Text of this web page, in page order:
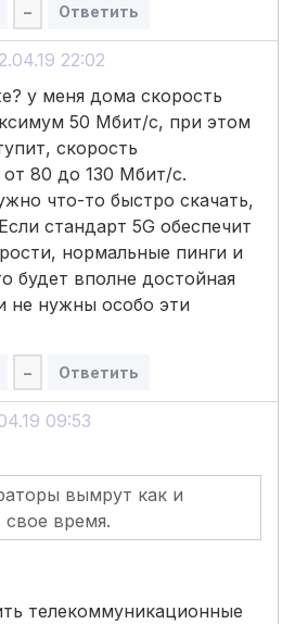
– Ответить
22:02
у меня дома скорость
50 Мбит/с, при этом
скорость
80 до 130 Мбит/с.
что-то быстро скачать,
стандарт 5G обеспечит
нормальные пинги и
будет вполне достойная
не нужны особо эти
– Ответить
09:53
вымрут как и
свое время.
телекоммуникационные